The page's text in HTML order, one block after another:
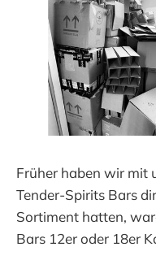
Früher haben wir mit
Tender-Spirits Bars
Sortiment hatten,
Bars 12er oder 18er